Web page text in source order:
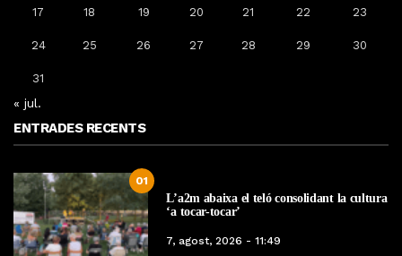
17 18 19 20 21 22 23
24 25 26 27 28 29 30
31
« jul.
ENTRADES RECENTS
01
L’a2m abaixa el teló consolidant la cultura
‘a tocar-tocar’
7, agost, 2026 - 11:49